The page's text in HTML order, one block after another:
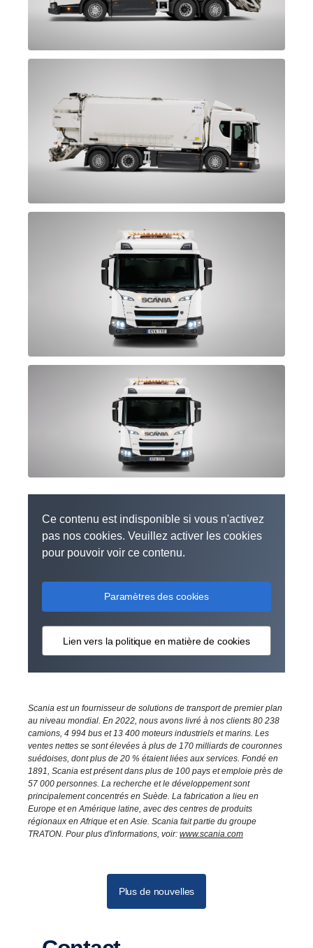
Ce contenu est indisponible si vous n'activez
pas nos cookies. Veuillez activer les cookies
pour pouvoir voir ce contenu.
Paramètres des cookies
Lien vers la politique en matière de cookies
Scania est un fournisseur de solutions de transport de premier plan
au niveau mondial. En 2022, nous avons livré à nos clients 80 238
camions, 4 994 bus et 13 400 moteurs industriels et marins. Les
ventes nettes se sont élevées à plus de 170 milliards de couronnes
suédoises, dont plus de 20 % étaient liées aux services. Fondé en
1891, Scania est présent dans plus de 100 pays et emploie près de
57 000 personnes. La recherche et le développement sont
principalement concentrés en Suède. La fabrication a lieu en
Europe et en Amérique latine, avec des centres de produits
régionaux en Afrique et en Asie. Scania fait partie du groupe
TRATON. Pour plus d'informations, voir: www.scania.com
Plus de nouvelles